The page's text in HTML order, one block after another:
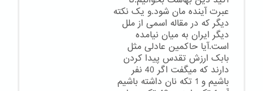
عبرت آینده مان شود.و یک نکته
دیگر که در مقاله اسمی از ملل
دیگر ایران به میان نیامده
است.آیا حاکمین عادلی مثل
بابک ارزش تقدس پیدا کردن
دارند که میگفت اگر 40 نفر
باشیم و 1 تکه نان داشته باشیم